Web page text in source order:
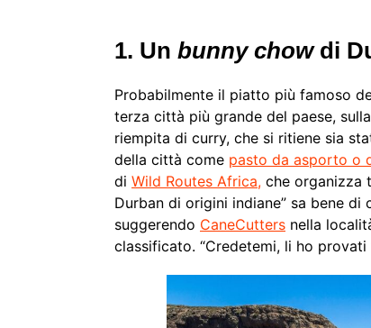
1. Un bunny chowdi
Probabilmente il piatto più famoso
terza città più grande del paese,
riempita di curry, che si ritiene sia
della città come pasto da asporto o
di Wild Routes Africa, che organizza
Durban di origini indiane” sa bene di
suggerendo CaneCutters nella
classificato. “Credetemi, li ho provati